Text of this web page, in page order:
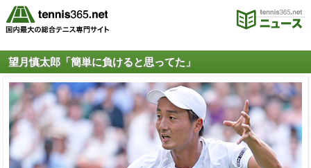
望月慎太郎「簡単に負けると思ってた」